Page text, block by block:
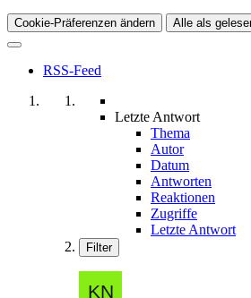
Cookie-Präferenzen ändern Alle als
RSS-Feed
Letzte Antwort
Thema
Autor
Datum
Antworten
Reaktionen
Zugriffe
Letzte Antwort
Filter